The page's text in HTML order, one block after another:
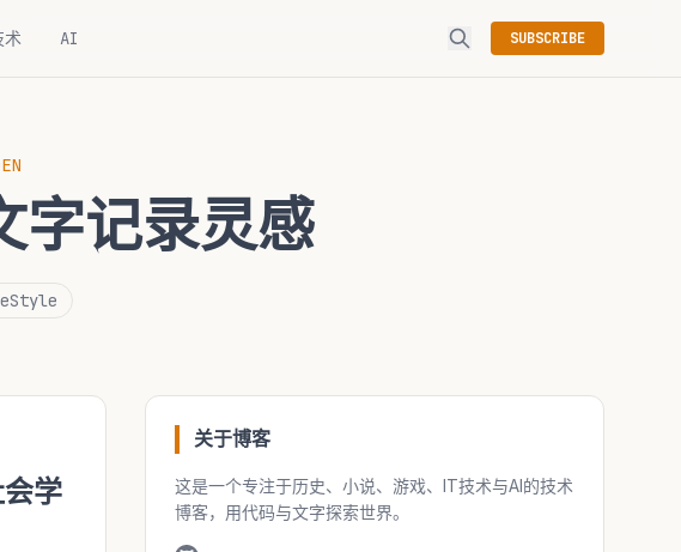
术 AI SUBSCRIBE
字记录灵感
学
关于博客
这是一个专注于历史、小说、游戏、IT技术与AI的技术
博客，用代码与文字探索世界。